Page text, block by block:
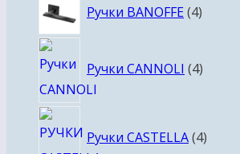
Ручки BANOFFE 44
Ручки CANNOLI 4товара
Ручки CASTELLA 4товара